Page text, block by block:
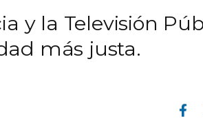
y la Televisión
más justa.
Compartir en Facebook